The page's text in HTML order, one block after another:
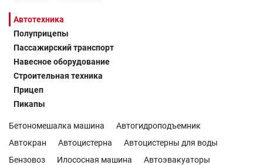
Автотехника
Полуприцепы
Пассажирский транспорт
Навесное оборудование
Строительная техника
Прицеп
Пикапы
Бетономешалка машина
Автогидроподъемник
Автокран
Автоцистерна
Автоцистерны для воды
Бензовоз
Илососная машина
Автоэвакуаторы